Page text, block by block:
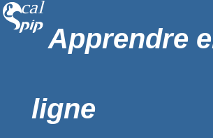
Apprendre
ligne